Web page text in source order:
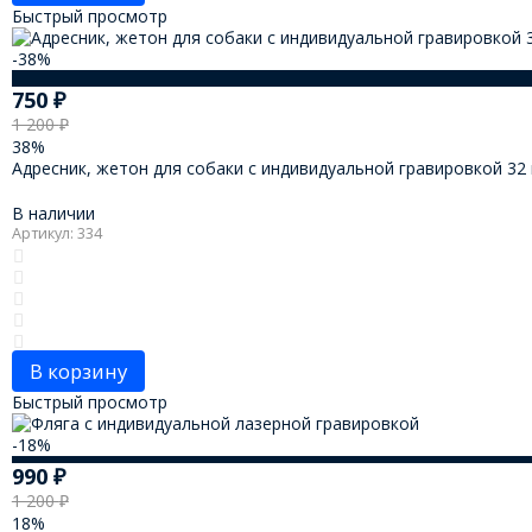
Быстрый просмотр
-38%
750 ₽
1 200₽
38%
Адресник, жетон для собаки с индивидуальной гравировкой
В наличии
Артикул: 334
В корзину
Быстрый просмотр
-18%
990 ₽
1 200₽
18%